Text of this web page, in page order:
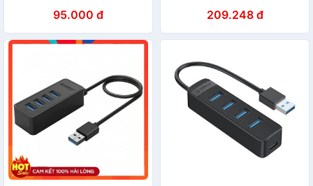
95.000 đ 209.248 đ